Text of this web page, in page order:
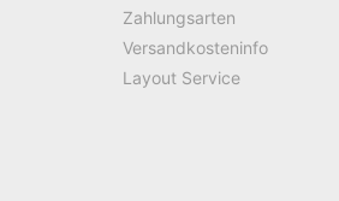
Zahlungsarten
Versandkosteninfo
Layout Service